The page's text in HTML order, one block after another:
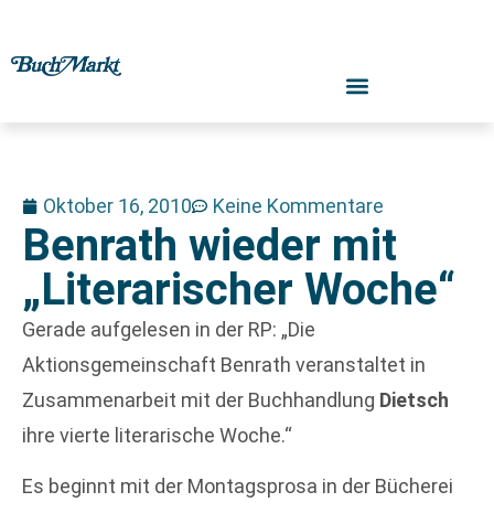
Oktober 16, 2010 Keine Kommentare
Benrath wieder mit
„Literarischer Woche“
Gerade aufgelesen in der RP: „Die
Aktionsgemeinschaft Benrath veranstaltet in
Zusammenarbeit mit der Buchhandlung Dietsch
ihre vierte literarische Woche.“
Es beginnt mit der Montagsprosa in der Bücherei